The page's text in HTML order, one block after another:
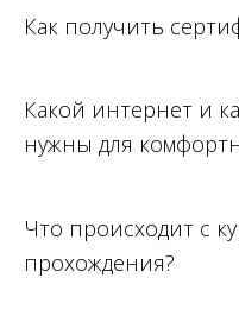
Как получить
Какой интернет и
нужны для
Что происходит с
прохождения?